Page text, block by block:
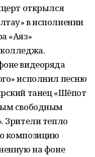
открылся
в исполнении
«Аяз»
видеоряда
исполнил песню
танец «Шёпот
свободным
Зрители тепло
композицию
на фоне